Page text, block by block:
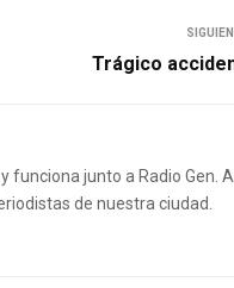
Trágico
funciona junto a Radio Gen.
de nuestra ciudad.